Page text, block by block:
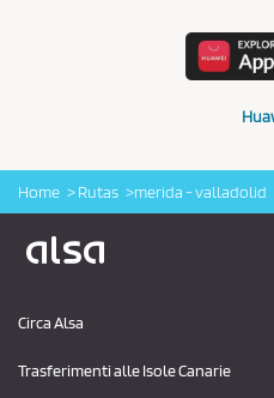
Home Rutas merida - valladolid
Circa Alsa
Trasferimenti alle Isole Canarie